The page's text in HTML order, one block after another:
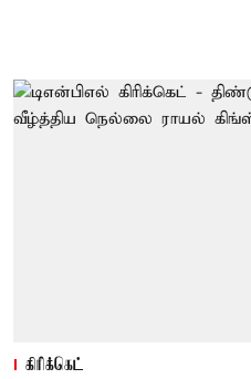
கிரிக்கெட்